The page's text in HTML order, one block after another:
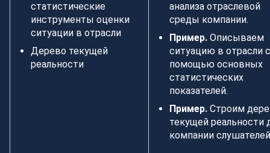
статистические
инструменты оценки
ситуации в отрасли
Дерево текущей
реальности
анализа отраслевой
среды компании.
Пример. Описываем
ситуацию в отрасли с
помощью основных
статистических
показателей.
Пример. Строим
текущей реальности
компании